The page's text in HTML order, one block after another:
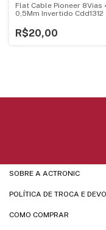
Flat Cable Pioneer 8Vias
0,5Mm Invertido Cdd1312
R$20,00
SOBRE A ACTRONIC
POLÍTICA DE TROCA E
COMO COMPRAR